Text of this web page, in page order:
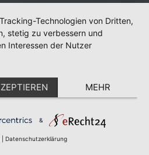
Technologien von Dritten,
stetig zu verbessern und
Interessen der Nutzer
MEHR
&
Datenschutzerklärung